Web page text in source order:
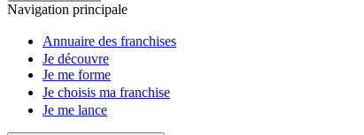
Navigation principale
Annuaire des franchises
Je découvre
Je me forme
Je choisis ma franchise
Je me lance